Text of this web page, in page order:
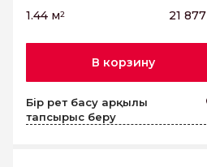
1.44 м2 21 877
В корзину
Бір рет басу арқылы
тапсырыс беру